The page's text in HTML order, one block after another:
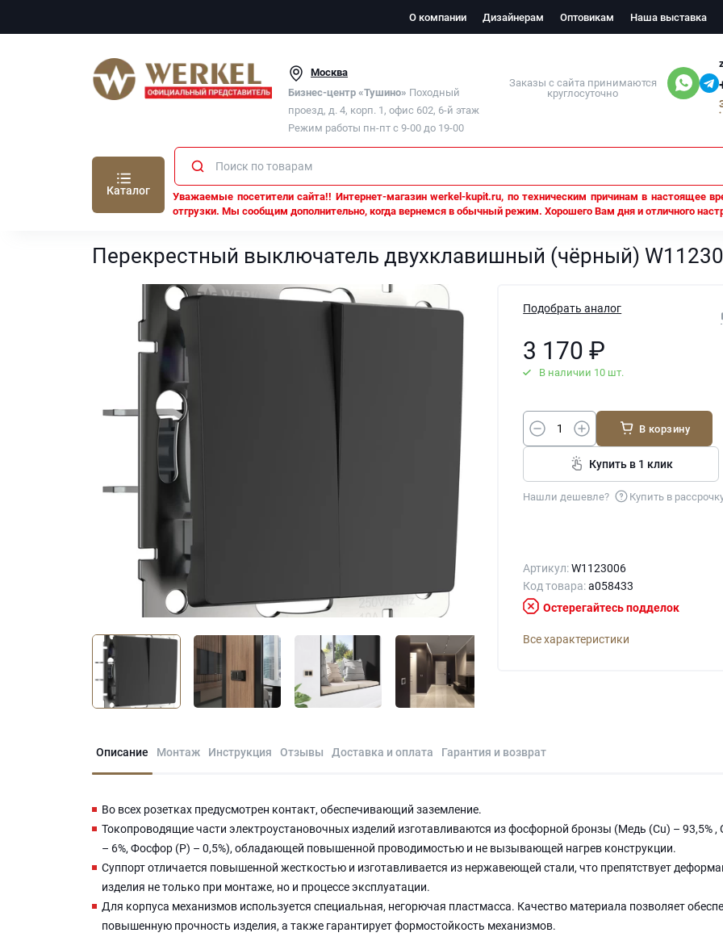
О компании Дизайнерам Оптовикам Наша выставка
Москва
Бизнес-центр «Тушино» Походный
проезд, д. 4, корп. 1, офис 602, 6-й этаж
Режим работы пн-пт с 9-00 до 19-00
Заказы с сайта принимаются
круглосуточно
Каталог
Уважаемые посетители сайта!! Интернет-магазин werkel-kupit.ru, по техническим причинам в настоящее
отгрузки. Мы сообщим дополнительно, когда вернемся в обычный режим. Хорошего Вам дня и отличного
Выключатели Werkel Перекрестный выключатель двухклавишный (чёрный) W1123006
Перекрестный выключатель двухклавишный (чёрный)
Подобрать аналог
3 170₽
В наличии 10 шт.
В корзину
Купить в 1 клик
Нашли дешевле? Купить в
Артикул:W1123006
Код товара:a058433
Остерегайтесь подделок
Все характеристики
Описание Монтаж Инструкция Отзывы Доставка и оплата Гарантия и возврат
Во всех розетках предусмотрен контакт, обеспечивающий заземление.
Токопроводящие части электроустановочных изделий изготавливаются из фосфорной бронзы (Медь (Cu) – 93,5% ,
– 6%, Фосфор (P) – 0,5%), обладающей повышенной проводимостью и не вызывающей нагрев конструкции.
Суппорт отличается повышенной жесткостью и изготавливается из нержавеющей стали, что препятствует
изделия не только при монтаже, но и процессе эксплуатации.
Для корпуса механизмов используется специальная, негорючая пластмасса. Качество материала позволяет
повышенную прочность изделия, а также гарантирует формостойкость механизмов.